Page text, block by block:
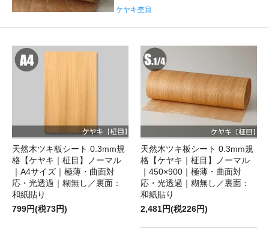
ケヤキ杢目
天然木ツキ板シート 0.3mm規
格【ケヤキ｜柾目】ノーマル
｜A4サイズ｜極薄・曲面対
応・光透過｜糊無し／裏面：
和紙貼り
799円(税73円)
天然木ツキ板シート 0.3mm規
格【ケヤキ｜柾目】ノーマル
｜450×900｜極薄・曲面対
応・光透過｜糊無し／裏面：
和紙貼り
2,481円(税226円)